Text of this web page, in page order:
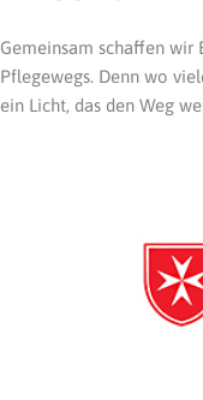
Gemeinsam schaffen wir
Pflegewegs. Denn wo
ein Licht, das den Weg